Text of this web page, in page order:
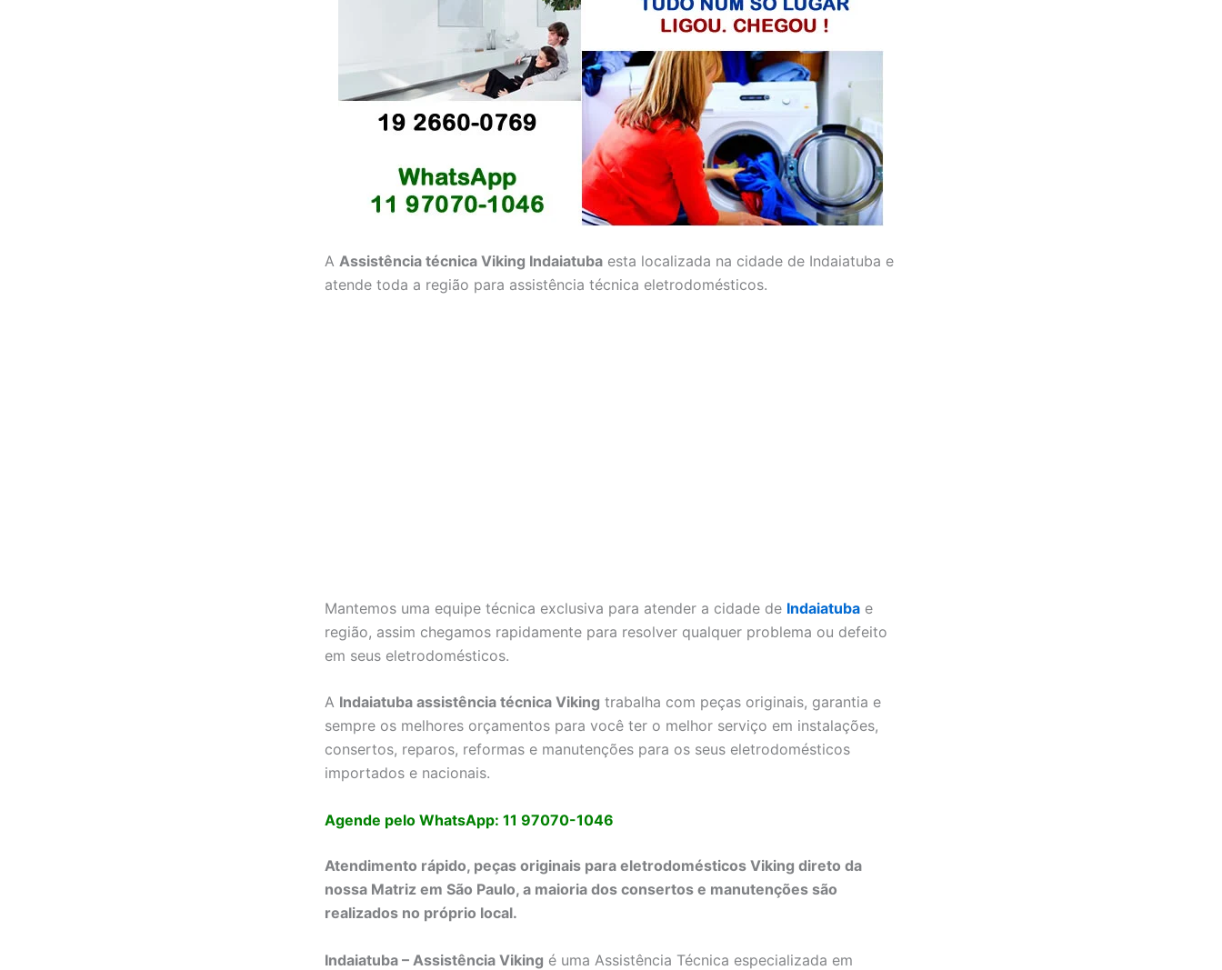
A Assistência técnica Viking Indaiatuba esta localizada na cidade de Indaiatuba e
atende toda a região para assistência técnica eletrodomésticos.
Mantemos uma equipe técnica exclusiva para atender a cidade de Indaiatuba e
região, assim chegamos rapidamente para resolver qualquer problema ou defeito
em seus eletrodomésticos.
A Indaiatuba assistência técnica Viking trabalha com peças originais, garantia e
sempre os melhores orçamentos para você ter o melhor serviço em instalações,
consertos, reparos, reformas e manutenções para os seus eletrodomésticos
importados e nacionais.
Agende pelo WhatsApp: 11 97070-1046
Atendimento rápido, peças originais para eletrodomésticos Viking direto da
nossa Matriz em São Paulo, a maioria dos consertos e manutenções são
realizados no próprio local.
Indaiatuba – Assistência Viking é uma Assistência Técnica especializada em